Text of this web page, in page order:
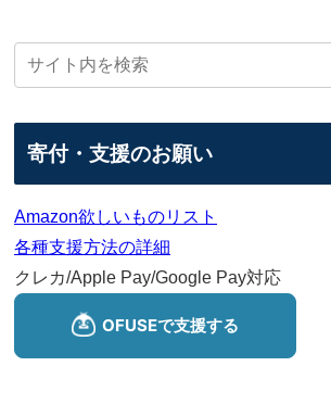
寄付・支援のお願い
Amazon欲しいものリスト
各種支援方法の詳細
クレカ/Apple Pay/Google Pay対応